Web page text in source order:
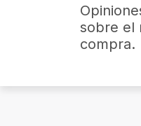
sobre el
compra.